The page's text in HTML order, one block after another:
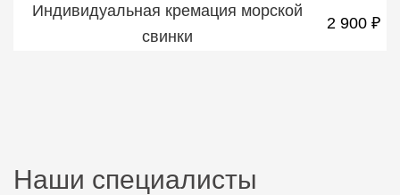
Индивидуальная кремация морской
свинки
2 900 ₽
Наши специалисты